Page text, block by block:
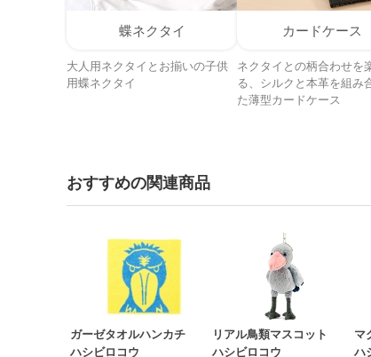
蝶ネクタイ
大人用ネクタイとお揃いの子供
用蝶ネクタイ
カードケース
ネクタイとの柄合わせを
る、シルクと本革を組み
た薄型カードケース
おすすめの関連商品
ガーゼタオルハンカチ
ハシビロコウ
リアル鳥類マスコット
ハシビロコウ
マ
ハ